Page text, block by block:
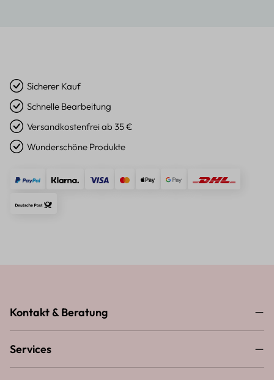
Sicherer Kauf
Schnelle Bearbeitung
Versandkostenfrei ab 35 €
Wunderschöne Produkte
Kontakt & Beratung
Services